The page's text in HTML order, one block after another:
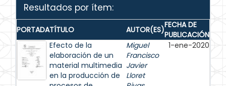
Resultados por ítem:
PORTADATÍTULO AUTOR(ES)FECHA DE
PUBLICACIÓN
Efecto de la
elaboración de un
material multimedia
en la producción de
Miguel
Francisco
Javier
Lloret
1-ene-2020